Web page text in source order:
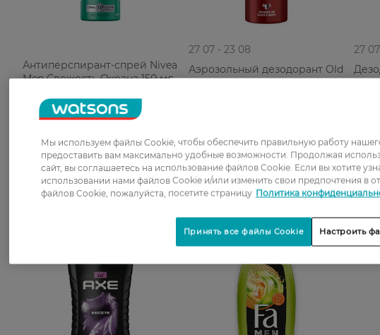
Антиперспирант-спрей Nivea
Men Свежесть Океана 150 мл
27 07 - 23 08
Аэрозольный дезодорант Old
Spice Whitewater 150 мл
114,99 ГРН
27
Fa
-21%
Мы используем файлы Cookie, чтобы обеспечить правильную работу
предоставить вам максимально удобные возможности. Продолжая
сайт, вы соглашаетесь на использование файлов Cookie. Если вы хотите
использовании нами файлов Cookie и/или изменить свои предпочтения в
файлов Cookie, пожалуйста, посетите страницу Политика
Настроить
Принять все файлы Cookie